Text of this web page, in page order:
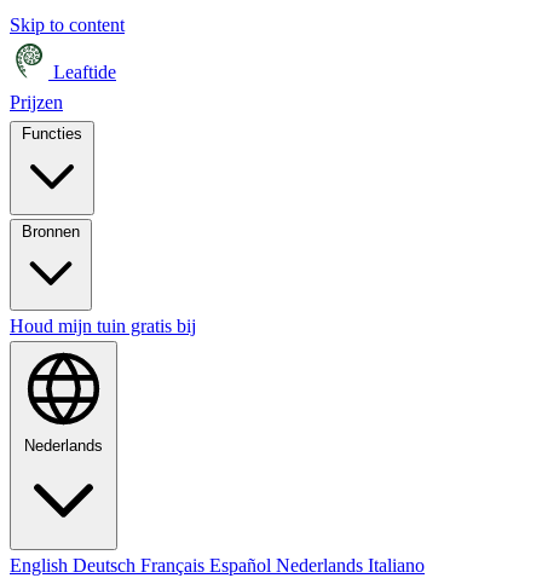
Skip to content
Leaftide
Prijzen
Houd mijn tuin gratis bij
Nederlands
English Deutsch Français Español Nederlands Italiano